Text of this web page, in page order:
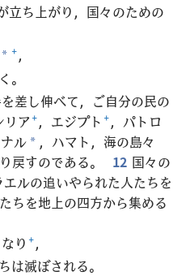
立ち上がり，国々のための
* +，
。
差し伸べて，ご自分の民の
ア+，エジプト +，パトロ
ル * ，ハマト，海の島々
戻すのである。 12 国々の
ルの追いやられた人たちを
ちを地上の四方から集める
り +，
は滅ぼされる。